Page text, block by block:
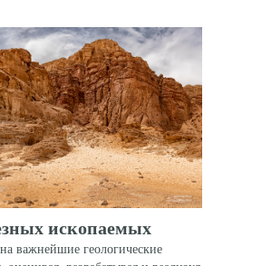
ископаемых
важнейшие геологические